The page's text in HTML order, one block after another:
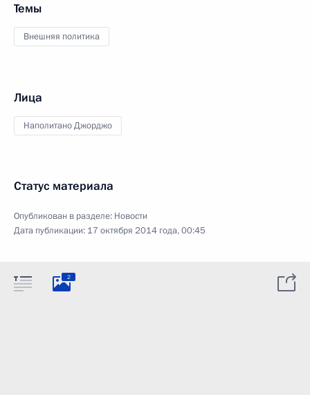
Темы
Внешняя политика
Лица
Наполитано Джорджо
Статус материала
Опубликован в разделе: Новости
Дата публикации: 17 октября 2014 года, 00:45
2